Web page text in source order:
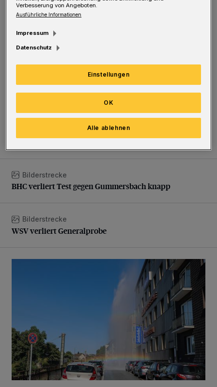
Sommer in der Elberfelder City
BHC verliert Test gegen Gummersbach knapp
Bilderstrecke
BHC verliert Test gegen Gummersbach knapp
WSV verliert Generalprobe
Bilderstrecke
WSV verliert Generalprobe
Verbesserung von Angeboten.
Ausführliche Informationen
Impressum
Datenschutz
Einstellungen
Alle ablehnen
OK